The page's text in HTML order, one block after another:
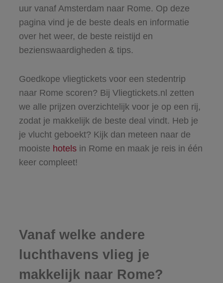
uur vanaf Amsterdam naar Rome. Op deze
pagina vind je de beste deals en informatie
over het weer, de beste reistijd en
bezienswaardigheden & tips.
Goedkope vliegtickets voor een stedentrip
naar Rome scoren? Bij Vliegtickets.nl zetten
we alle prijzen overzichtelijk voor je op een rij,
zodat je makkelijk de beste deal vindt. Heb je
je vlucht geboekt? Kijk dan meteen naar de
mooiste hotels in Rome en maak je reis in één
keer compleet!
Vanaf welke andere
luchthavens vlieg je
makkelijk naar Rome?